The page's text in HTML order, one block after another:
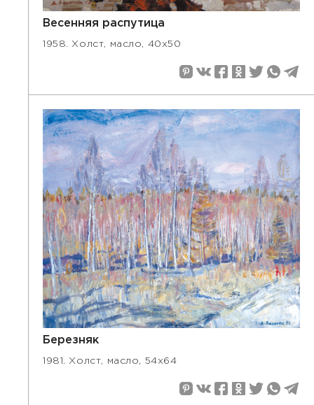
Весенняя распутица
1958. Холст, масло, 40х50
Березняк
1981. Холст, масло, 54х64